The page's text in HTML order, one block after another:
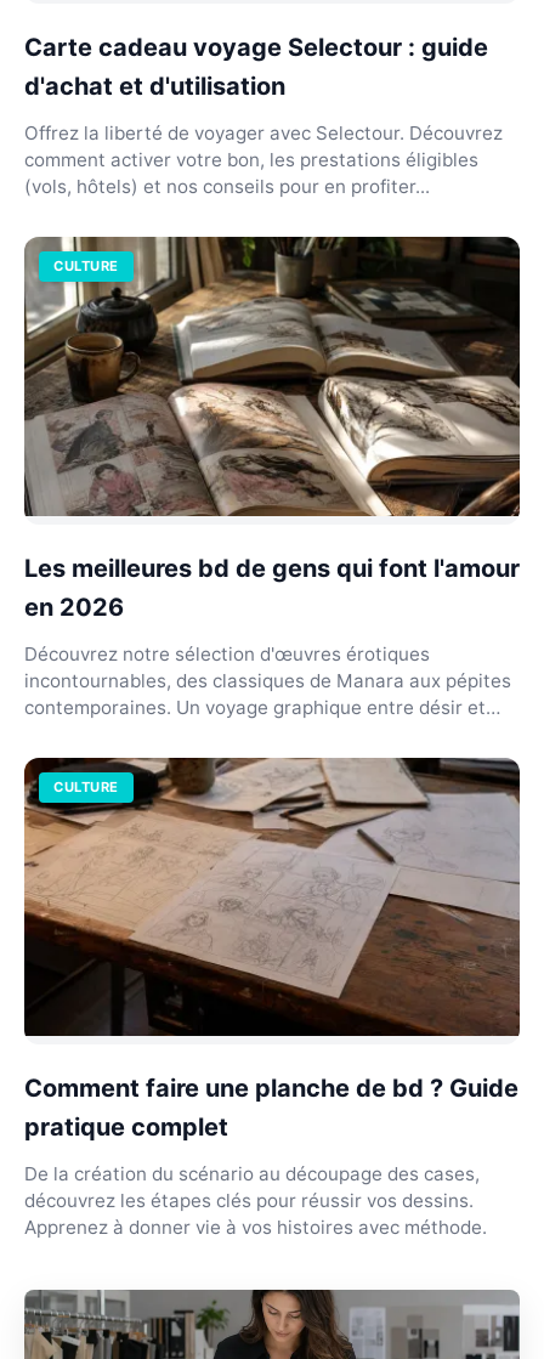
Carte cadeau voyage Selectour : guide
d'achat et d'utilisation
Offrez la liberté de voyager avec Selectour. Découvrez
comment activer votre bon, les prestations éligibles
(vols, hôtels) et nos conseils pour en profiter...
CULTURE
Les meilleures bd de gens qui font l'amour
en 2026
Découvrez notre sélection d'œuvres érotiques
incontournables, des classiques de Manara aux pépites
contemporaines. Un voyage graphique entre désir et
CULTURE
Comment faire une planche de bd ? Guide
pratique complet
De la création du scénario au découpage des cases,
découvrez les étapes clés pour réussir vos dessins.
Apprenez à donner vie à vos histoires avec méthode.